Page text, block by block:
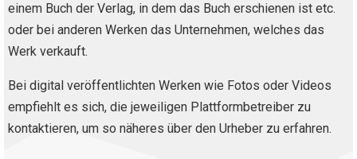
einem Buch der Verlag, in dem das Buch erschienen ist etc.
oder bei anderen Werken das Unternehmen, welches das
Werk verkauft.
Bei digital veröffentlichten Werken wie Fotos oder Videos
empfiehlt es sich, die jeweiligen Plattformbetreiber zu
kontaktieren, um so näheres über den Urheber zu erfahren.